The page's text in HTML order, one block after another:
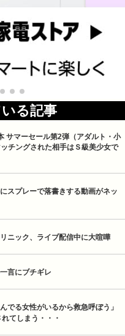
る記事
サマーセール第2弾（アダルト・小
チングされた相手はＳ級美少女で
スプレーで落書きする動画がネッ
ニック、ライブ配信中に大喧嘩
言にブチギレ
でる女性がいるから救急呼ぼう」
てしまう・・・